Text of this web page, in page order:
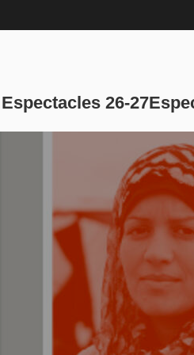
Espectacles 26-27